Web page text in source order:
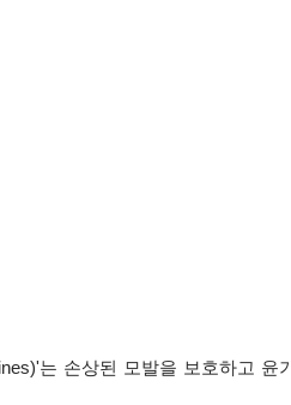
는 손상된 모발을 보호하고 윤